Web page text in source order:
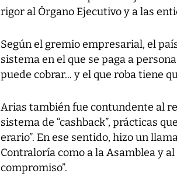
rigor al Órgano Ejecutivo y a las
Según el gremio empresarial, el
sistema en el que se paga a
puede cobrar... y el que roba tiene
Arias también fue contundente al
sistema de “cashback”, prácticas
erario”. En ese sentido, hizo un
Contraloría como a la Asamblea y
compromiso”.